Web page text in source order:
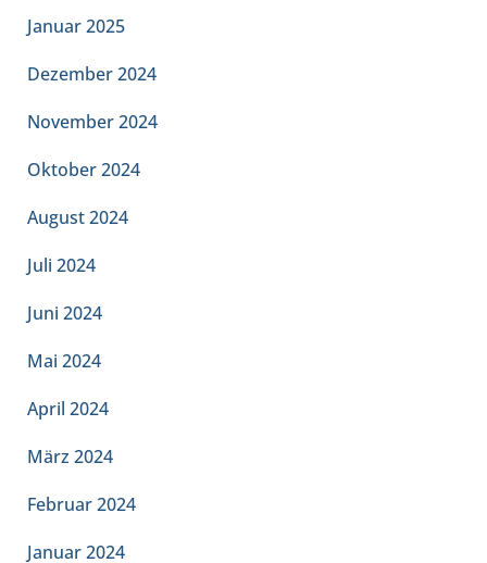
Januar 2025
Dezember 2024
November 2024
Oktober 2024
August 2024
Juli 2024
Juni 2024
Mai 2024
April 2024
März 2024
Februar 2024
Januar 2024